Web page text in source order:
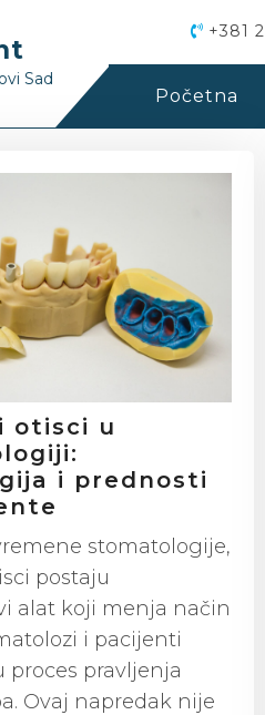
+381
Sad
Početna
otisci u
i prednosti
stomatologije,
postaju
alat koji menja način
i pacijenti
proces pravljenja
Ovaj napredak nije